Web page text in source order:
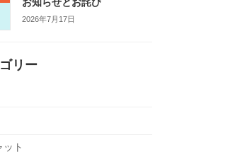
2026年7月17日
リー
ット